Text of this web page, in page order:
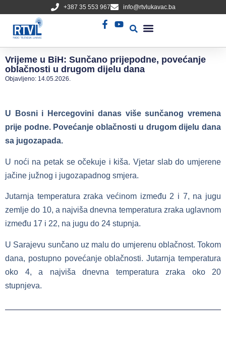
+387 35 553 967 info@rtvlukavac.ba
Vrijeme u BiH: Sunčano prijepodne, povećanje
oblačnosti u drugom dijelu dana
Objavljeno: 14.05.2026.
U Bosni i Hercegovini danas više sunčanog vremena
prije podne. Povećanje oblačnosti u drugom dijelu dana
sa jugozapada.
U noći na petak se očekuje i kiša. Vjetar slab do umjerene
jačine južnog i jugozapadnog smjera.
Jutarnja temperatura zraka većinom između 2 i 7, na jugu
zemlje do 10, a najviša dnevna temperatura zraka uglavnom
između 17 i 22, na jugu do 24 stupnja.
U Sarajevu sunčano uz malu do umjerenu oblačnost. Tokom
dana, postupno povećanje oblačnosti. Jutarnja temperatura
oko 4, a najviša dnevna temperatura zraka oko 20
stupnjeva.